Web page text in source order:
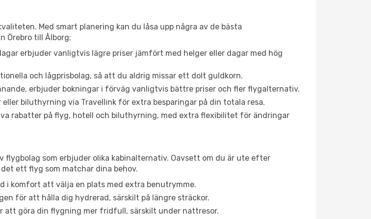
Med smart planering kan du låsa upp några av de bästa
Örebro till Ålborg:
erbjuder vanligtvis lägre priser jämfört med helger eller dagar med hög
och lågprisbolag, så att du aldrig missar ett dolt guldkorn.
erbjuder bokningar i förväg vanligtvis bättre priser och fler flygalternativ.
biluthyrning via Travellink för extra besparingar på din totala resa.
rabatter på flyg, hotell och biluthyrning, med extra flexibilitet för ändringar
som erbjuder olika kabinalternativ. Oavsett om du är ute efter
ett flyg som matchar dina behov.
i komfort att välja en plats med extra benutrymme.
för att hålla dig hydrerad, särskilt på längre sträckor.
att göra din flygning mer fridfull, särskilt under nattresor.